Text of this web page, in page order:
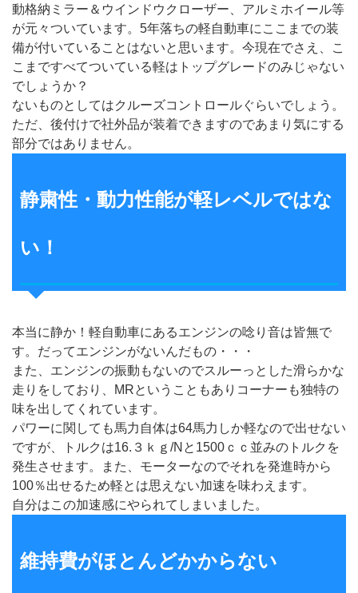
動格納ミラー＆ウインドウクローザー、アルミホイール等
が元々ついています。5年落ちの軽自動車にここまでの装
備が付いていることはないと思います。今現在でさえ、こ
こまですべてついている軽はトップグレードのみじゃない
でしょうか？
ないものとしてはクルーズコントロールぐらいでしょう。
ただ、後付けで社外品が装着できますのであまり気にする
部分ではありません。
静粛性・動力性能が軽レベルではな
い！
本当に静か！軽自動車にあるエンジンの唸り音は皆無で
す。だってエンジンがないんだもの・・・
また、エンジンの振動もないのでスルーっとした滑らかな
走りをしており、MRということもありコーナーも独特の
味を出してくれています。
パワーに関しても馬力自体は64馬力しか軽なので出せない
ですが、トルクは16.３ｋｇ/Nと1500ｃｃ並みのトルクを
発生させます。また、モーターなのでそれを発進時から
100％出せるため軽とは思えない加速を味わえます。
自分はこの加速感にやられてしまいました。
維持費がほとんどかからない